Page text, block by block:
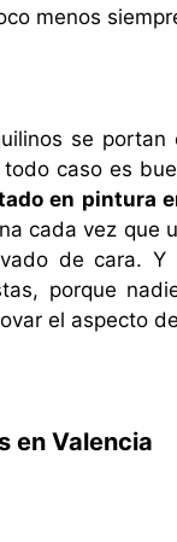
menos
se
caso es
en pintura
cada vez que
de cara. Y
porque
el aspecto
en Valencia